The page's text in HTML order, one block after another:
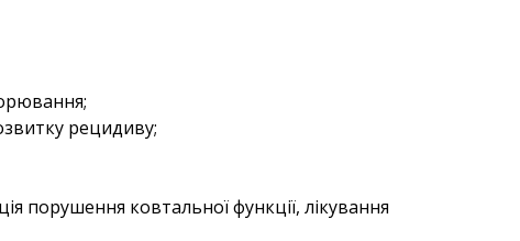
рецидиву;
порушення ковтальної функції, лікування